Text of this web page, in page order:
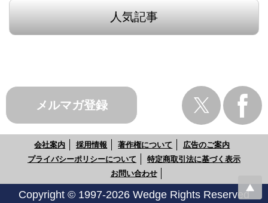
人気記事
メルマガ登録
会社案内 採用情報 著作権について
広告のご案内
プライバシーポリシーについて
特定商取引法に基づく表示
お問い合わせ
Copyright © 1997-2026 Wedge Rights Reserved